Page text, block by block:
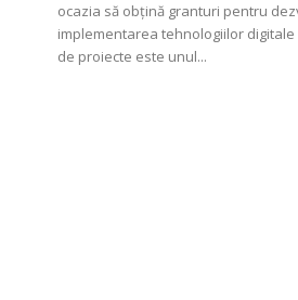
ocazia să obțină granturi pentru
implementarea tehnologiilor
de proiecte este unul...